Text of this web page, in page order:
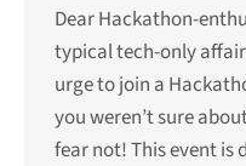
Dear Hackathon-
typical tech-only
urge to join a
you weren’t sure
fear not! This event is